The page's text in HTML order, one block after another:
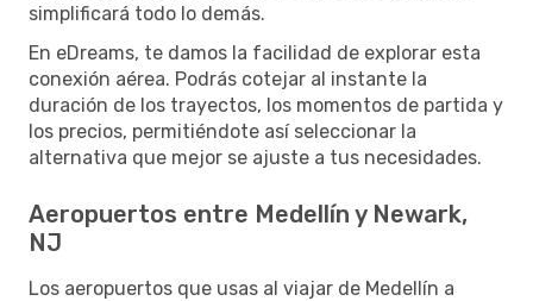
simplificará todo lo demás.
En eDreams, te damos la facilidad de explorar esta
conexión aérea. Podrás cotejar al instante la
duración de los trayectos, los momentos de partida y
los precios, permitiéndote así seleccionar la
alternativa que mejor se ajuste a tus necesidades.
Aeropuertos entre Medellín y Newark,
NJ
Los aeropuertos que usas al viajar de Medellín a